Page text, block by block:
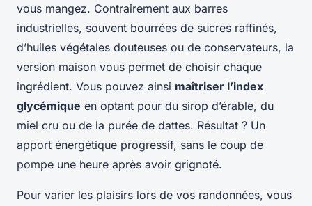
vous mangez. Contrairement aux barres
industrielles, souvent bourrées de sucres raffinés,
d’huiles végétales douteuses ou de conservateurs, la
version maison vous permet de choisir chaque
ingrédient. Vous pouvez ainsi maîtriser l’index
glycémique en optant pour du sirop d’érable, du
miel cru ou de la purée de dattes. Résultat ? Un
apport énergétique progressif, sans le coup de
pompe une heure après avoir grignoté.
Pour varier les plaisirs lors de vos randonnées, vous